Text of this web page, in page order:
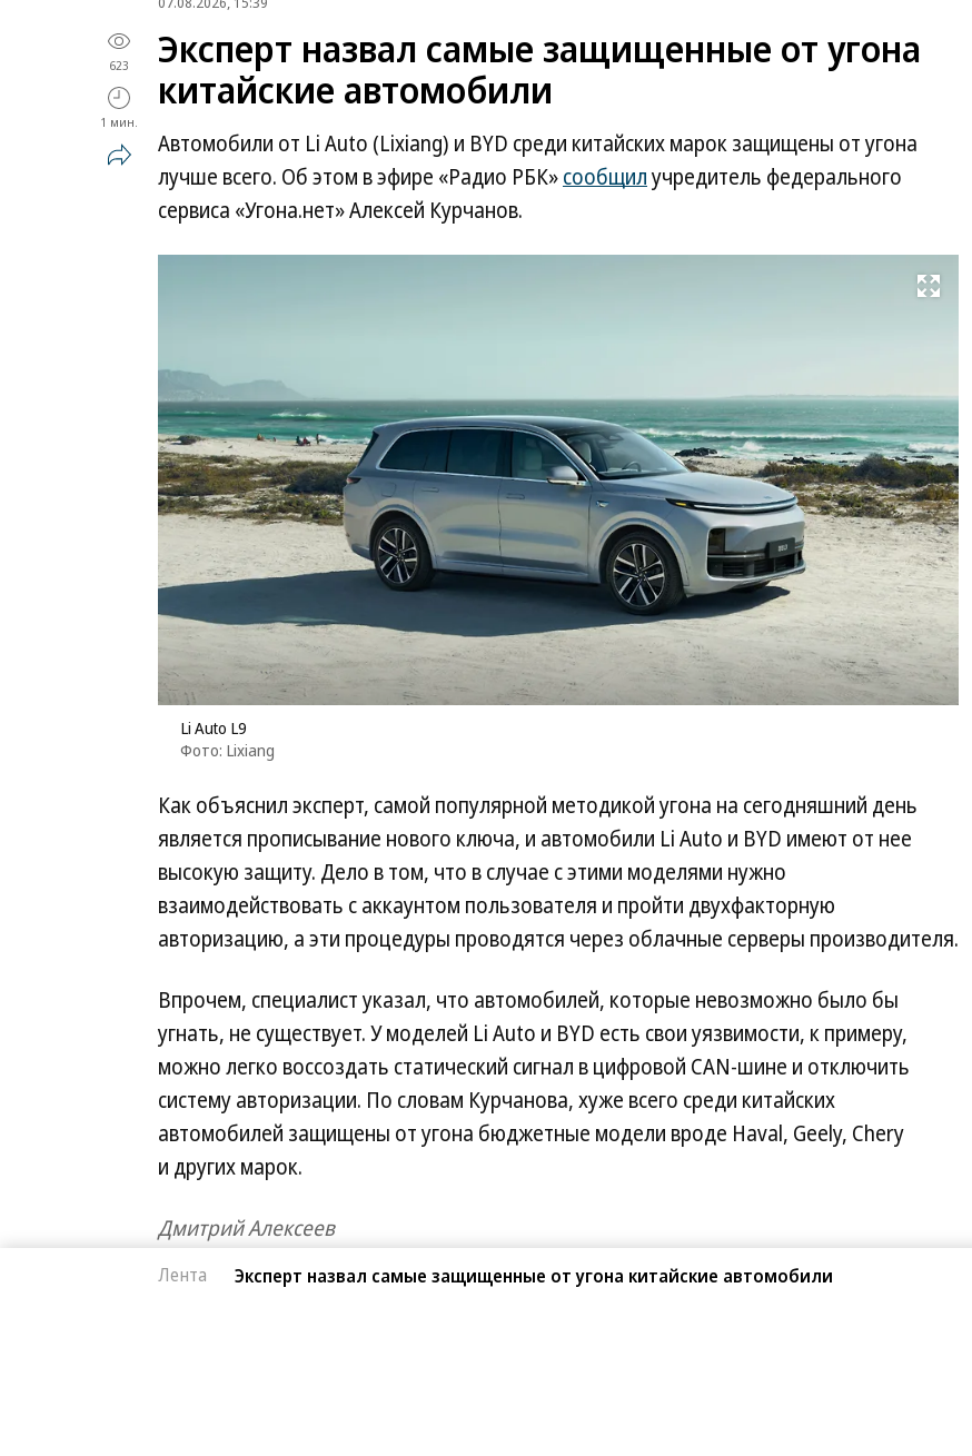
623
1 мин.
Эксперт назвал самые защищенные от угона
китайские автомобили
Автомобили от Li Auto (Lixiang) и BYD среди китайских марок защищены от угона
лучше всего. Об этом в эфире «Радио РБК»сообщилучредитель федерального
сервиса «Угона.нет» Алексей Курчанов.
Развернуть на весь экран
Li Auto L9
Фото: Lixiang
Как объяснил эксперт, самой популярной методикой угона на сегодняшний день
является прописывание нового ключа, и автомобили Li Auto и BYD имеют от нее
высокую защиту. Дело в том, что в случае с этими моделями нужно
взаимодействовать с аккаунтом пользователя и пройти двухфакторную
авторизацию, а эти процедуры проводятся через облачные серверы производителя.
Впрочем, специалист указал, что автомобилей, которые невозможно было бы
угнать, не существует. У моделей Li Auto и BYD есть свои уязвимости, к примеру,
можно легко воссоздать статический сигнал в цифровой CAN-шине и отключить
систему авторизации. По словам Курчанова, хуже всего среди китайских
автомобилей защищены от угона бюджетные модели вроде Haval, Geely, Chery
и других марок.
Дмитрий Алексеев
Лента Эксперт назвал самые защищенные от угона китайские автомобили